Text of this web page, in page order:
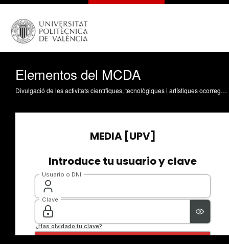
Elementos del MCDA
Divulgació de les activitats científiques, tecnològiques i artístiques ocorregudes en els tres campus de la UPV